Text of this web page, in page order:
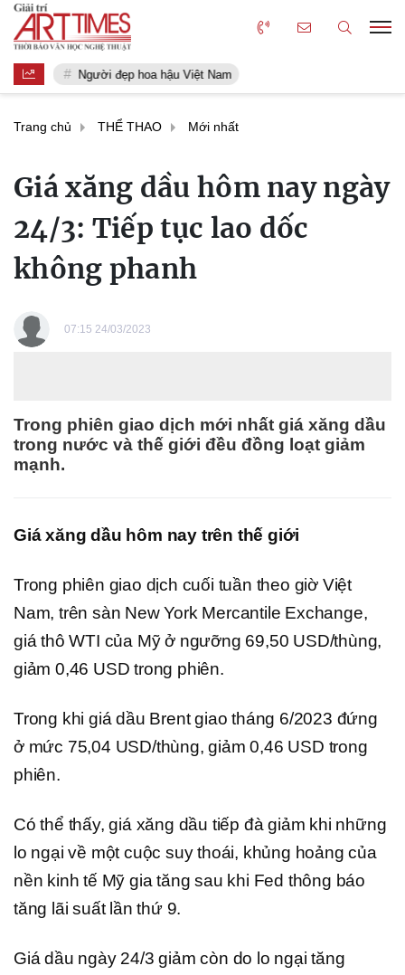
Người đẹp hoa hậu Việt Nam
Trang chủ THỂ THAO Mới nhất
Giá xăng dầu hôm nay ngày
24/3: Tiếp tục lao dốc
không phanh
07:15 24/03/2023
Trong phiên giao dịch mới nhất giá xăng dầu
trong nước và thế giới đều đồng loạt giảm
mạnh.
Giá xăng dầu hôm nay trên thế giới
Trong phiên giao dịch cuối tuần theo giờ Việt
Nam, trên sàn New York Mercantile Exchange,
giá thô WTI của Mỹ ở ngưỡng 69,50 USD/thùng,
giảm 0,46 USD trong phiên.
Trong khi giá dầu Brent giao tháng 6/2023 đứng
ở mức 75,04 USD/thùng, giảm 0,46 USD trong
phiên.
Có thể thấy, giá xăng dầu tiếp đà giảm khi những
lo ngại về một cuộc suy thoái, khủng hoảng của
nền kinh tế Mỹ gia tăng sau khi Fed thông báo
tăng lãi suất lần thứ 9.
Giá dầu ngày 24/3 giảm còn do lo ngại tăng